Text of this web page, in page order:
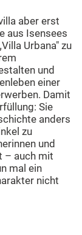
aber erst
aus Isensees
Urbana" zu
und
einer
Damit
Sie
anders
zu
und
– auch mit
mal ein
nicht